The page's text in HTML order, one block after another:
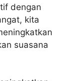
dengan
kita
suasana